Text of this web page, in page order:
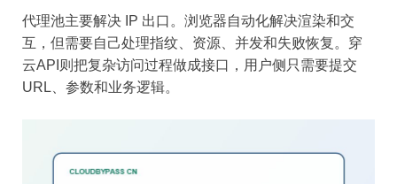
代理池主要解决 IP 出口。浏览器自动化解决渲染和交
互，但需要自己处理指纹、资源、并发和失败恢复。穿
云API则把复杂访问过程做成接口，用户侧只需要提交
URL、参数和业务逻辑。